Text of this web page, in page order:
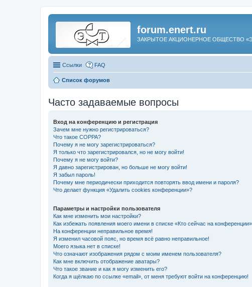
forum.enert.ru
ЗАКРЫТОЕ АКЦИОНЕРНОЕ ОБЩЕСТВО
Ссылки FAQ
Список форумов
Часто задаваемые вопросы
Вход на конференцию и регистрация
Зачем мне нужно регистрироваться?
Что такое COPPA?
Почему я не могу зарегистрироваться?
Я только что зарегистрировался, но не могу войти!
Почему я не могу войти?
Я давно зарегистрирован, но больше не могу войти!
Я забыл пароль!
Почему мне периодически приходится повторять ввод имени и пароля?
Что делает функция «Удалить cookies конференции»?
Параметры и настройки пользователя
Как мне изменить мои настройки?
Как избежать появления моего имени в списке «Кто сейчас на
На конференции неправильное время!
Я изменил часовой пояс, но время всё равно неправильное!
Моего языка нет в списке!
Что означают изображения рядом с моим именем пользователя?
Как мне включить отображение аватары?
Что такое звание и как я могу изменить его?
Когда я щёлкаю по ссылке «email», от меня требуют войти на конференцию!